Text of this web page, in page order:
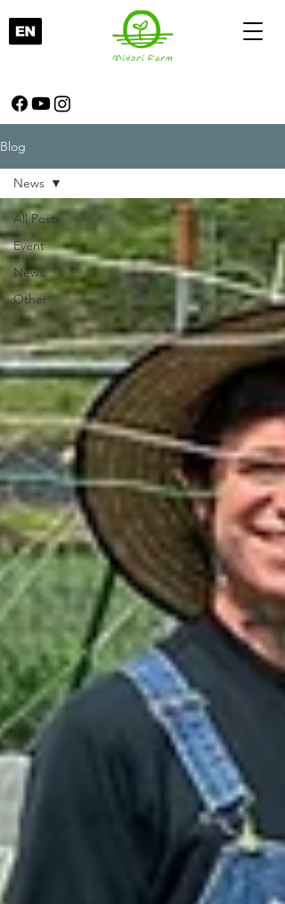
Blog
All Posts
Event
News
Other
News